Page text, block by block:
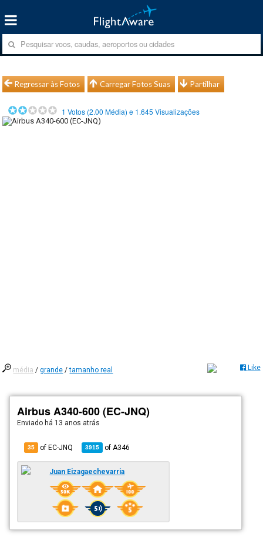
Regressar às Fotos Carregar Fotos Suas Partilhar
1 Votos (2.00 Média) e 1.645 Visualizações
média /grande /tamanho real Like
Airbus A340-600 (EC-JNQ)
Enviado há 13 anos atrás
35 of EC-JNQ 3915 of A346
Juan Eizagaechevarria